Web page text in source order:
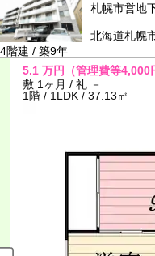
札幌市営地
北海道札幌
4階建 / 築9年
5.1 万円
（管理費等4,000
敷 1ヶ月 / 礼 －
1階 / 1LDK / 37.13㎡